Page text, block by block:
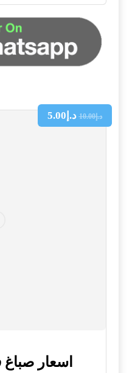
اسعار صباغ
د.إ10.00 د.إ 5.00